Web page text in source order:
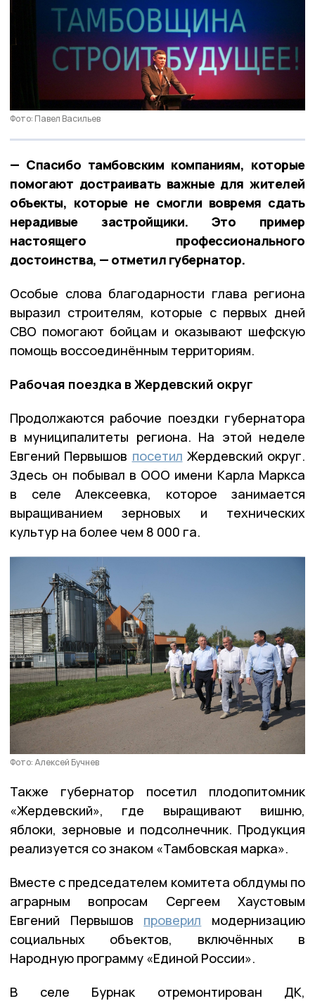
Фото: Павел Васильев
— Спасибо тамбовским компаниям, которые
помогают достраивать важные для жителей
объекты, которые не смогли вовремя сдать
нерадивые застройщики. Это пример
настоящего профессионального
достоинства, — отметил губернатор.
Особые слова благодарности глава региона
выразил строителям, которые с первых дней
СВО помогают бойцам и оказывают шефскую
помощь воссоединённым территориям.
Рабочая поездка в Жердевский округ
Продолжаются рабочие поездки губернатора
в муниципалитеты региона. На этой неделе
Евгений Первышов посетил Жердевский округ.
Здесь он побывал в ООО имени Карла Маркса
в селе Алексеевка, которое занимается
выращиванием зерновых и технических
культур на более чем 8 000 га.
Фото: Алексей Бучнев
Также губернатор посетил плодопитомник
«Жердевский», где выращивают вишню,
яблоки, зерновые и подсолнечник. Продукция
реализуется со знаком «Тамбовская марка».
Вместе с председателем комитета облдумы по
аграрным вопросам Сергеем Хаустовым
Евгений Первышов проверил модернизацию
социальных объектов, включённых в
Народную программу «Единой России».
В селе Бурнак отремонтирован ДК,